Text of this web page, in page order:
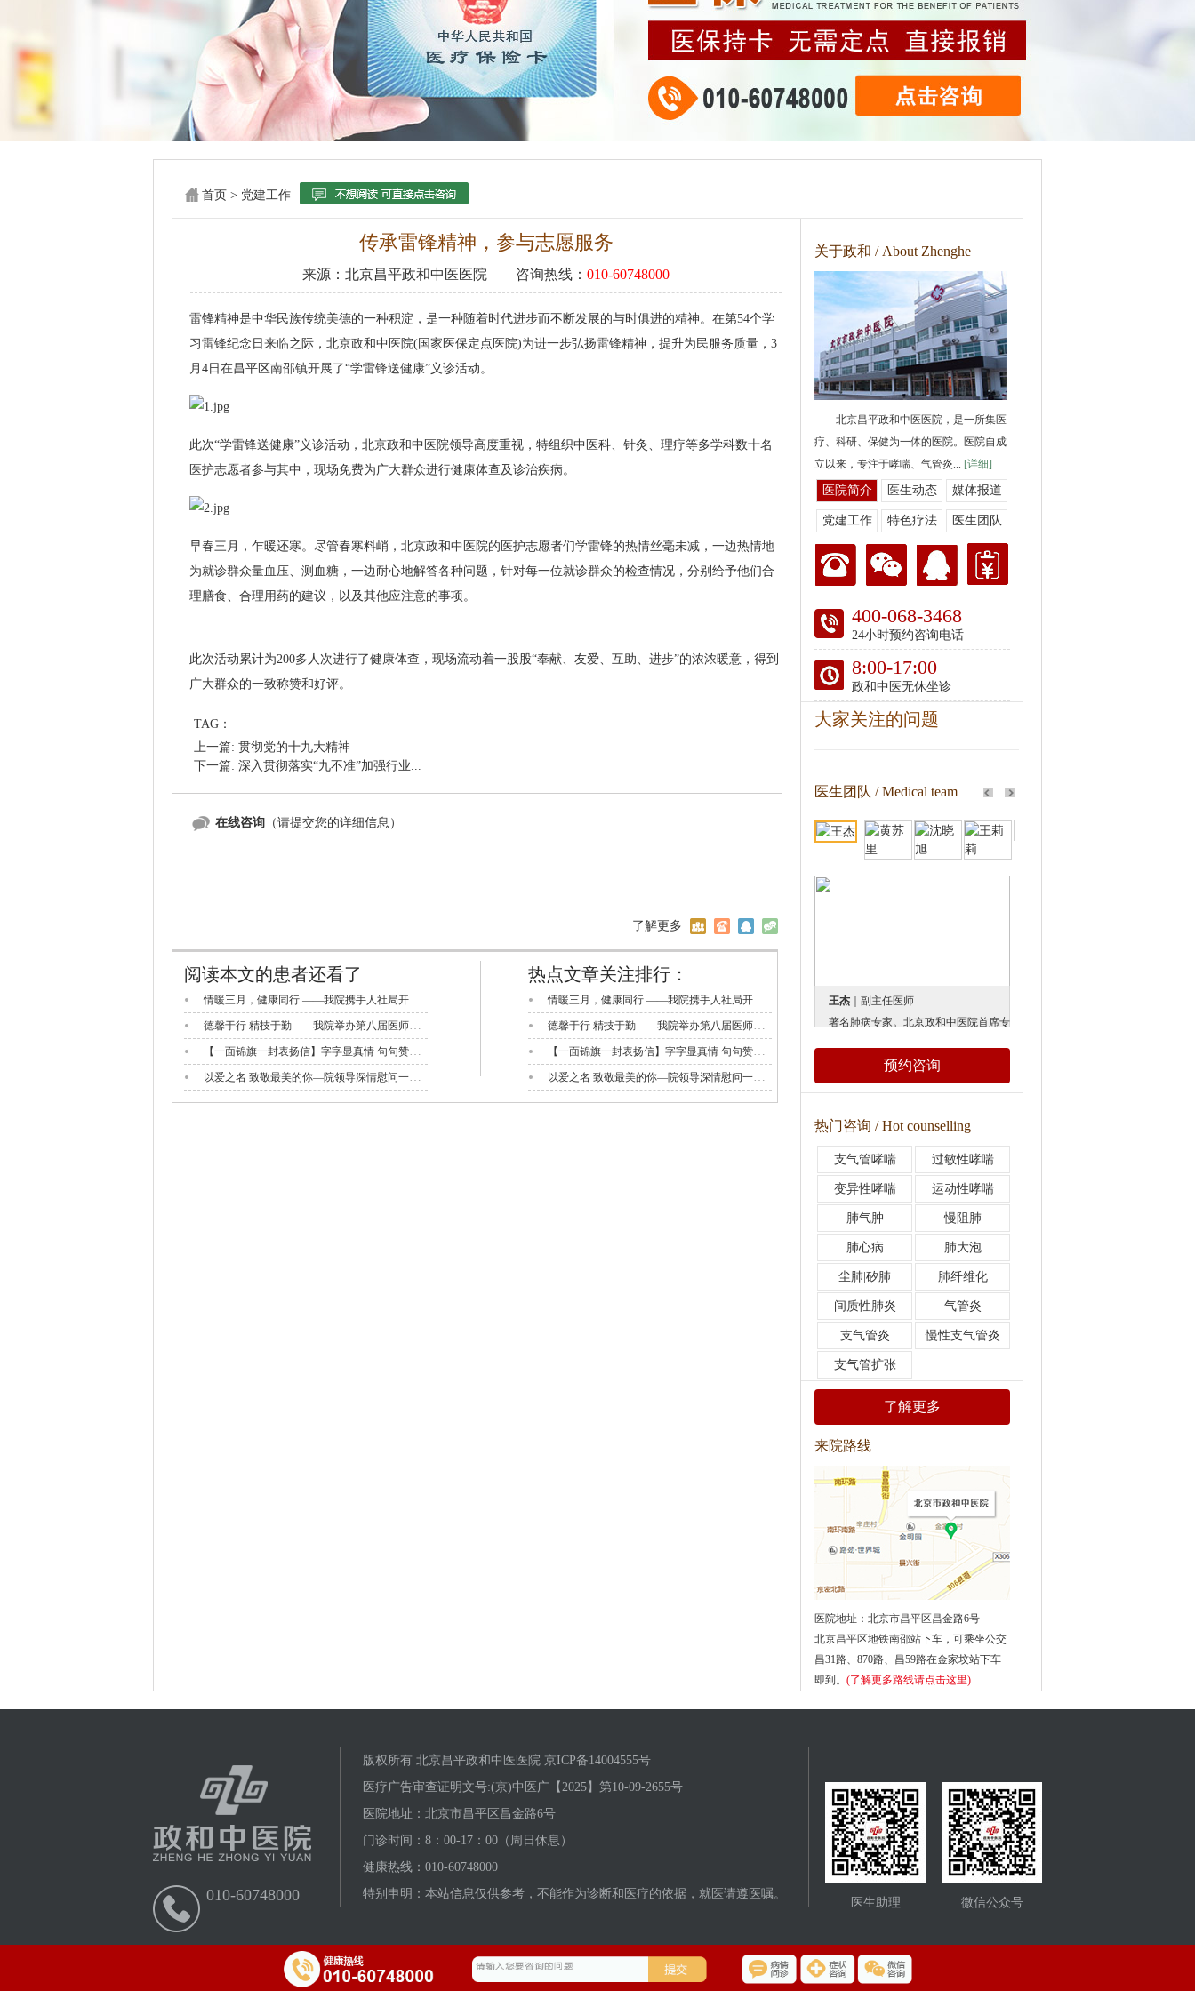
首页 > 党建工作
传承雷锋精神，参与志愿服务
来源： 北京昌平政和中医医院 咨询热线： 010-60748000
雷锋精神是中华民族传统美德的一种积淀，是一种随着时代进步而不断发展的与时俱进的精神。在第54个学
习雷锋纪念日来临之际，北京政和中医院(国家医保定点医院)为进一步弘扬雷锋精神，提升为民服务质量，3
月4日在昌平区南邵镇开展了“学雷锋送健康”义诊活动。
此次“学雷锋送健康”义诊活动，北京政和中医院领导高度重视，特组织中医科、针灸、理疗等多学科数十名
医护志愿者参与其中，现场免费为广大群众进行健康体查及诊治疾病。
早春三月，乍暖还寒。尽管春寒料峭，北京政和中医院的医护志愿者们学雷锋的热情丝毫未减，一边热情地
为就诊群众量血压、测血糖，一边耐心地解答各种问题，针对每一位就诊群众的检查情况，分别给予他们合
理膳食、合理用药的建议，以及其他应注意的事项。
此次活动累计为200多人次进行了健康体查，现场流动着一股股“奉献、友爱、互助、进步”的浓浓暖意，得到
广大群众的一致称赞和好评。
TAG：
上一篇: 贯彻党的十九大精神
下一篇: 深入贯彻落实“九不准”加强行业...
在线咨询 （请提交您的详细信息）
了解更多
阅读本文的患者还看了 热点文章关注排行：
关于政和 / About Zhenghe
北京昌平政和中医医院，是一所集医
疗、科研、保健为一体的医院。医院自成
立以来，专注于哮喘、气管炎... [详细]
医院简介 医生动态 媒体报道
党建工作 特色疗法 医生团队
400-068-3468
24小时预约咨询电话
8:00-17:00
政和中医无休坐诊
大家关注的问题
医生团队 / Medical team
王杰 ｜副主任医师
著名肺病专家。北京政和中医院首席专家。 世界中医学会及中华名医协会理事和香港中华中医药学院客座教授。中国老年学学会中医研究委员会委员，中华中医药学会肺病分会主任委员，国家中医药管理局“十一五”计划肺病重点专科负责人。 曾发表三部专著与40余篇论文，她总结40余年临床、教研经验，根据自研的理论--体质是疾病产生的根源，研究出获国家发明专利和美国博览会金奖的治疗肺部疾病和肺肾病的系列方剂。国内《健康报》、《中国妇女报》、《人民日报》、《科技日报》等十大媒体先后加以报道，
预约咨询
热门咨询 / Hot counselling
支气管哮喘 过敏性哮喘
变异性哮喘 运动性哮喘
肺气肿 慢阻肺
肺心病 肺大泡
尘肺|矽肺 肺纤维化
间质性肺炎 气管炎
支气管炎 慢性支气管炎
支气管扩张
了解更多
来院路线
医院地址：北京市昌平区昌金路6号
北京昌平区地铁南邵站下车，可乘坐公交
昌31路、870路、昌59路在金家坟站下车
即到。 (了解更多路线请点击这里)
010-60748000
版权所有 北京昌平政和中医医院 京ICP备14004555号
医疗广告审查证明文号:(京)中医广【2025】第10-09-2655号
医院地址：北京市昌平区昌金路6号
门诊时间：8：00-17：00（周日休息）
健康热线：010-60748000
特别申明：本站信息仅供参考，不能作为诊断和医疗的依据，就医请遵医嘱。
医生助理 微信公众号